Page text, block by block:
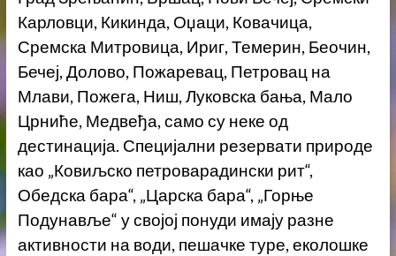
Карловци, Кикинда, Оџаци, Ковачица,
Сремска Митровица, Ириг, Темерин, Беочин,
Бечеј, Долово, Пожаревац, Петровац на
Млави, Пожега, Ниш, Луковска бања, Мало
Црниће, Медвеђа, само су неке од
дестинација. Специјални резервати природе
као „Ковиљско петроварадински рит“,
Обедска бара“, „Царска бара“, „Горње
Подунавље“ у својој понуди имају разне
активности на води, пешачке туре, еколошке